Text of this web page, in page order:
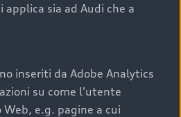
sia ad Audi che a
inseriti da Adobe Analytics
su come l'utente
e.g. pagine a cui